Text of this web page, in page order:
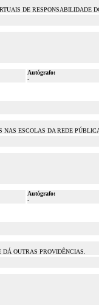
DE RESPONSABILIDADE
Autógrafo:
-
NAS ESCOLAS DA REDE
Autógrafo:
-
OUTRAS PROVIDÊNCIAS.